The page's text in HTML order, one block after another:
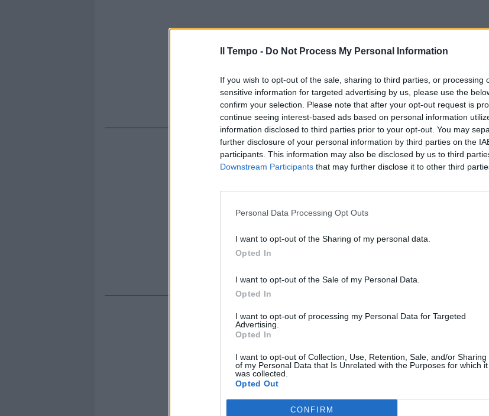
Il Tempo - Do Not Process My Personal Information
If you wish to opt-out of the sale, sharing to third parties, or processing
sensitive information for targeted advertising by us, please use the
confirm your selection. Please note that after your opt-out request is
continue seeing interest-based ads based on personal information
information disclosed to third parties prior to your opt-out. You may
further disclosure of your personal information by third parties on the
participants. This information may also be disclosed by us to third
Downstream Participants that may further disclose it to other third
Personal Data Processing Opt Outs
I want to opt-out of the Sharing of my personal data.
Opted In
I want to opt-out of the Sale of my Personal Data.
Opted In
I want to opt-out of processing my Personal Data for Targeted
Advertising.
Opted In
I want to opt-out of Collection, Use, Retention, Sale, and/or Sharing
of my Personal Data that Is Unrelated with the Purposes for which it
was collected.
Opted Out
CONFIRM